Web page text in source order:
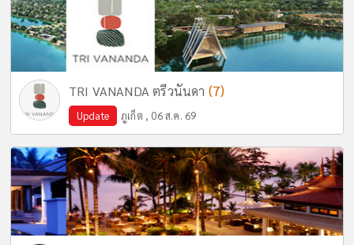
TRI VANANDA ตรีวนันดา (7)
Update ภูเก็ต , 06 ส.ค. 69